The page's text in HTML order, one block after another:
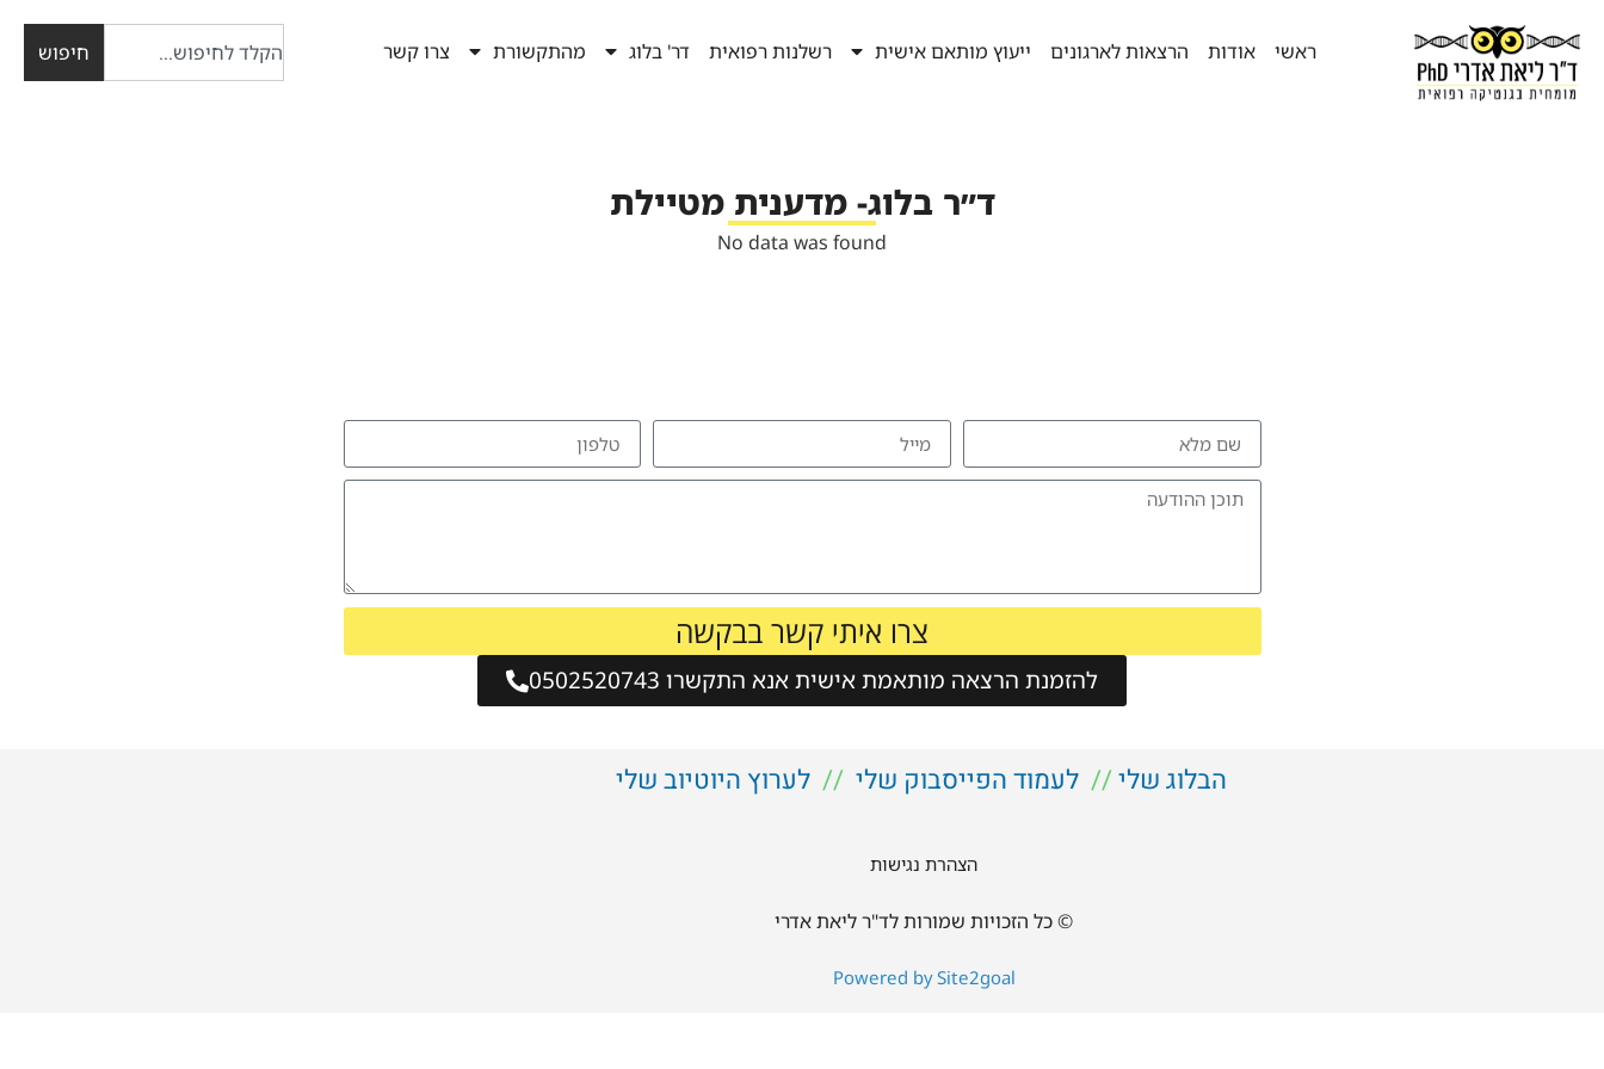
ראשי אודות הרצאות לארגונים ייעוץ מותאם אישית רשלנות רפואית דר' בלוג מהתקשורת צרו קשר חיפוש
ד״ר בלוג- מדענית מטיילת
No data was found
צרו איתי קשר בבקשה
להזמנת הרצאה מותאמת אישית אנא התקשרו 0502520743
הבלוג שלי// לעמוד הפייסבוק שלי //לערוץ היוטיוב שלי
הצהרת נגישות
© כל הזכויות שמורות לד"ר ליאת אדרי
Powered by Site2goal